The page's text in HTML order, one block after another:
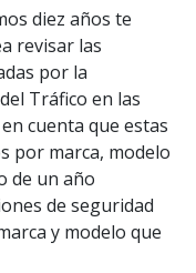
diez años te
revisar las
por la
Tráfico en las
cuenta que estas
por marca, modelo
de un año
de seguridad
y modelo que